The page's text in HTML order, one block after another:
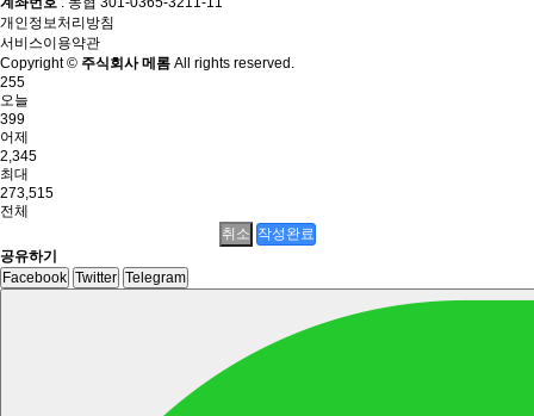
개인정보처리방침
서비스이용약관
Copyright © 주식회사 메롬 All rights reserved.
255
오늘
399
어제
2,345
최대
273,515
전체
취소 작성완료
공유하기
Facebook Twitter Telegram